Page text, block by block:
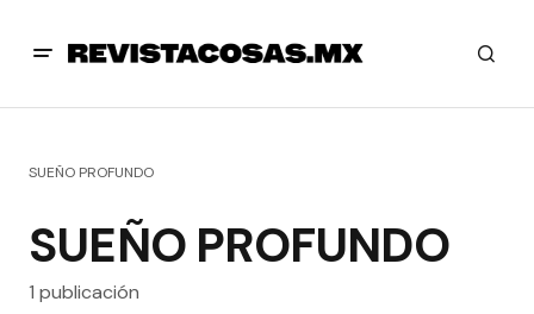
SUEÑO PROFUNDO
SUEÑO PROFUNDO
1 publicación